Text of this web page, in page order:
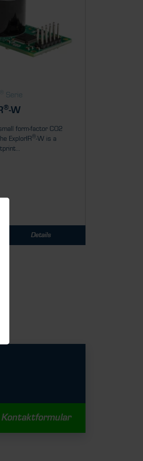
Serie
®-W
form-factor CO2
ExplorIR®-W is a
Details
Kontaktformular